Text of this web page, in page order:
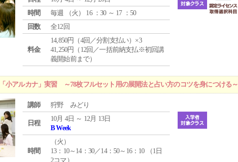
時間
毎週 （火 ） 16 ：30 ～ 17 ：50
回数
全12回
料金
14,850円（4回／分割支払い）×3
41,250円（12回／一括前納支払※初回講
義開始前まで）
小アルカナ」実習 ～78枚フルセット用の展開法と占い方のコツを身につける～
講師 狩野 みどり
日程
10月 4日 ～ 12月 13日
B Week
時間
（火 ）
13：10～14：30／14：50～16：10 （1日
2コマ）